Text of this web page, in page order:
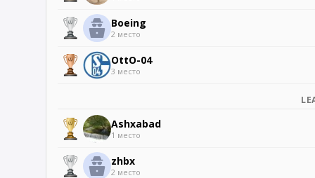
Boeing
2 место
OttO-04
3 место
Ashxabad
1 место
zhbx
2 место